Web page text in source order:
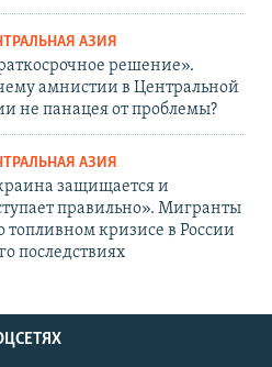
АЗИЯ
решение».
амнистии в Центральной
не панацея от проблемы?
АЗИЯ
защищается и
правильно». Мигранты
топливном кризисе в России
последствиях